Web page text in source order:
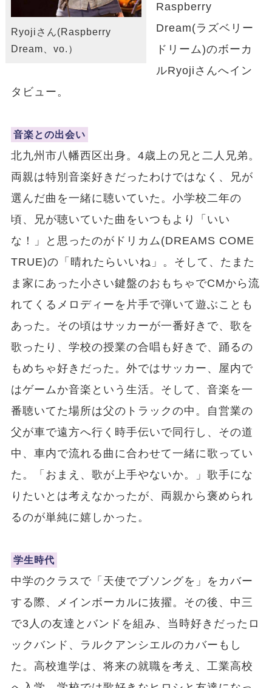
Ryojiさん(Raspberry
Dream、vo.）
Raspberry
Dream(ラズベリー
ドリーム)のボーカ
ルRyojiさんへイン
タビュー。
音楽との出会い
北九州市八幡西区出身。4歳上の兄と二人兄弟。
両親は特別音楽好きだったわけではなく、兄が
選んだ曲を一緒に聴いていた。小学校二年の
頃、兄が聴いていた曲をいつもより「いい
な！」と思ったのがドリカム(DREAMS COME
TRUE)の「晴れたらいいね」。そして、たまた
ま家にあった小さい鍵盤のおもちゃでCMから流
れてくるメロディーを片手で弾いて遊ぶことも
あった。その頃はサッカーが一番好きで、歌を
歌ったり、学校の授業の合唱も好きで、踊るの
もめちゃ好きだった。外ではサッカー、屋内で
はゲームか音楽という生活。そして、音楽を一
番聴いてた場所は父のトラックの中。自営業の
父が車で遠方へ行く時手伝いで同行し、その道
中、車内で流れる曲に合わせて一緒に歌ってい
た。「おまえ、歌が上手やないか。」歌手にな
りたいとは考えなかったが、両親から褒められ
るのが単純に嬉しかった。
学生時代
中学のクラスで「天使でブソングを」をカバー
する際、メインボーカルに抜擢。その後、中三
で3人の友達とバンドを組み、当時好きだったロ
ックバンド、ラルクアンシエルのカバーもし
た。高校進学は、将来の就職を考え、工業高校